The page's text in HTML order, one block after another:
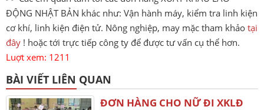
ĐỘNG NHẬT BẢN khác như: Vận hành máy, kiểm tra linh kiện
cơ khí, linh kiện điện tử. Nông nghiệp, may mặc tham khảo tại
đây ! hoặc tới trực tiếp công ty để được tư vấn cụ thể hơn.
Luợt xem: 1211
BÀI VIẾT LIÊN QUAN
ĐƠN HÀNG CHO NỮ ĐI XKLĐ